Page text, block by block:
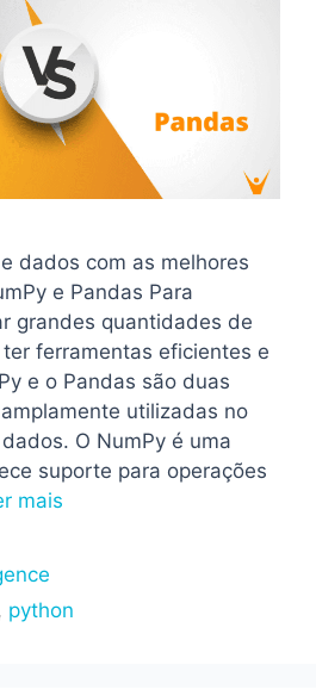
dados com as melhores
e Pandas Para
grandes quantidades de
ferramentas eficientes e
e o Pandas são duas
utilizadas no
O NumPy é uma
suporte para operações
mais
python